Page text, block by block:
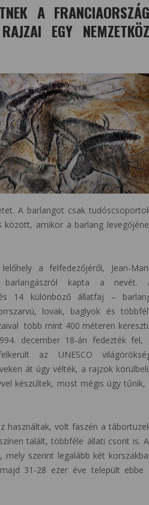
A
EGY
A barlangot csak
amikor a barlang
a felfedezőjéről, Jean-
barlangászról kapta a nevét.
14 különböző állatfaj –
lovak, baglyok és
több mint 400 méteren
december 18-án fedezték fel,
az UNESCO
át úgy vélték, a rajzok
készültek, most mégis úgy tűnik,
használtak, volt faszén a
talált, többféle állati csont is.
szerint legalább két
31-28 ezer éve települt ebbe